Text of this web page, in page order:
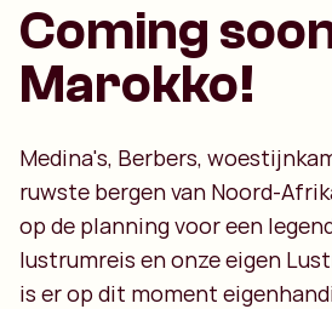
Coming
Marokko!
Medina's, Berbers,
ruwste bergen van Noord-
op de planning voor een
lustrumreis en onze eigen
is er op dit moment